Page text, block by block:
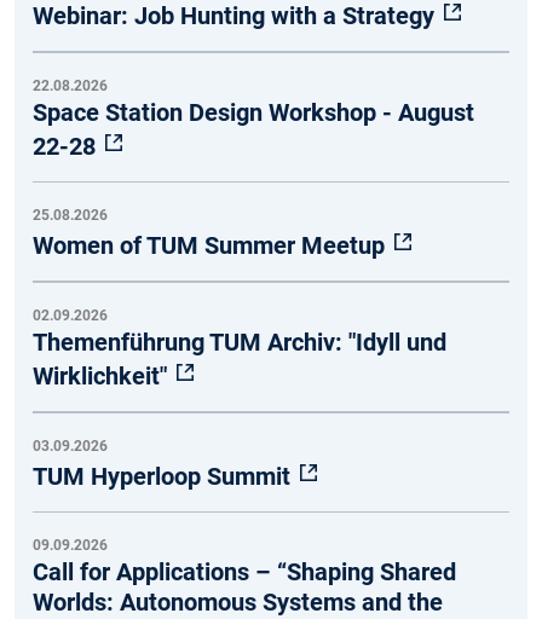
Webinar: Job Hunting with a Strategy
22.08.2026
Space Station Design Workshop - August
22-28
25.08.2026
Women of TUM Summer Meetup
02.09.2026
Themenführung TUM Archiv: "Idyll und
Wirklichkeit"
03.09.2026
TUM Hyperloop Summit
09.09.2026
Call for Applications – “Shaping Shared
Worlds: Autonomous Systems and the